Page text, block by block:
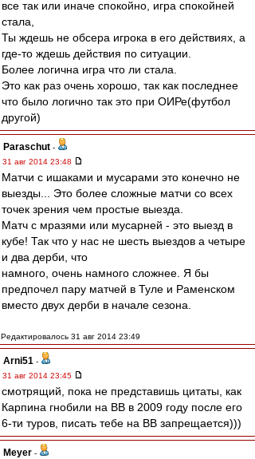
все так или иначе спокойно, игра спокойней
стала,
Ты ждешь не обсера игрока в его действиях, а
где-то ждешь действия по ситуации.
Более логична игра что ли стала.
Это как раз очень хорошо, так как последнее
что было логично так это при ОИРе(футбол
другой)
Paraschut -
31 авг 2014 23:48
Матчи с ишаками и мусарами это конечно не
выезды... Это более сложные матчи со всех
точек зрения чем простые выезда.
Матч с мразями или мусарней - это выезд в
кубе! Так что у нас не шесть выездов а четыре
и два дерби, что
намного, очень намного сложнее. Я бы
предпочел пару матчей в Туле и Раменском
вместо двух дерби в начале сезона.
Редактировалось 31 авг 2014 23:49
Arni51 -
31 авг 2014 23:45
смотрящий, пока не представишь цитаты, как
Карпина гнобили на ВВ в 2009 году после его
6-ти туров, писать тебе на ВВ запрещается)))
Meyer -